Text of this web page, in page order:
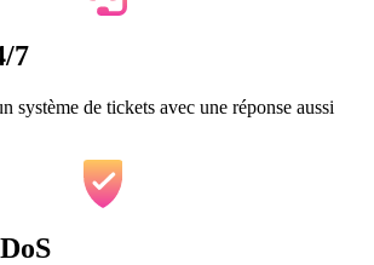
7
système de tickets avec une réponse aussi